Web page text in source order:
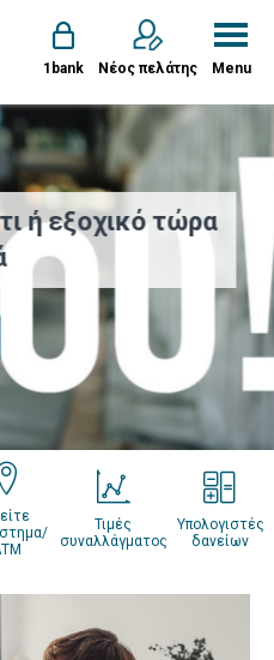
1bank Νέος πελάτης Menu
ή εξοχικό τώρα
Τιμές
συναλλάγματος
Υπολογιστές
δανείων